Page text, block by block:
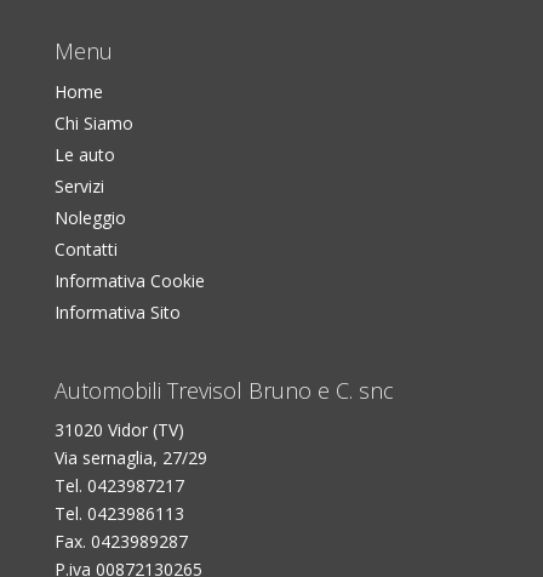
Menu
Home
Chi Siamo
Le auto
Servizi
Noleggio
Contatti
Informativa Cookie
Informativa Sito
Automobili Trevisol Bruno e C. snc
31020 Vidor (TV)
Via sernaglia, 27/29
Tel. 0423987217
Tel. 0423986113
Fax. 0423989287
P.iva 00872130265